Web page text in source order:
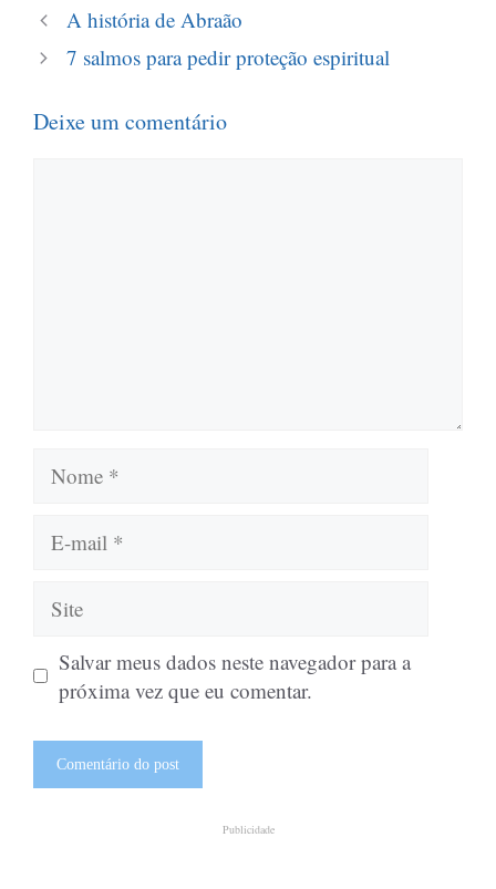
A história de Abraão
7 salmos para pedir proteção espiritual
Deixe um comentário
mail
Salvar meus dados neste navegador para a
próxima vez que eu comentar.
Publicidade